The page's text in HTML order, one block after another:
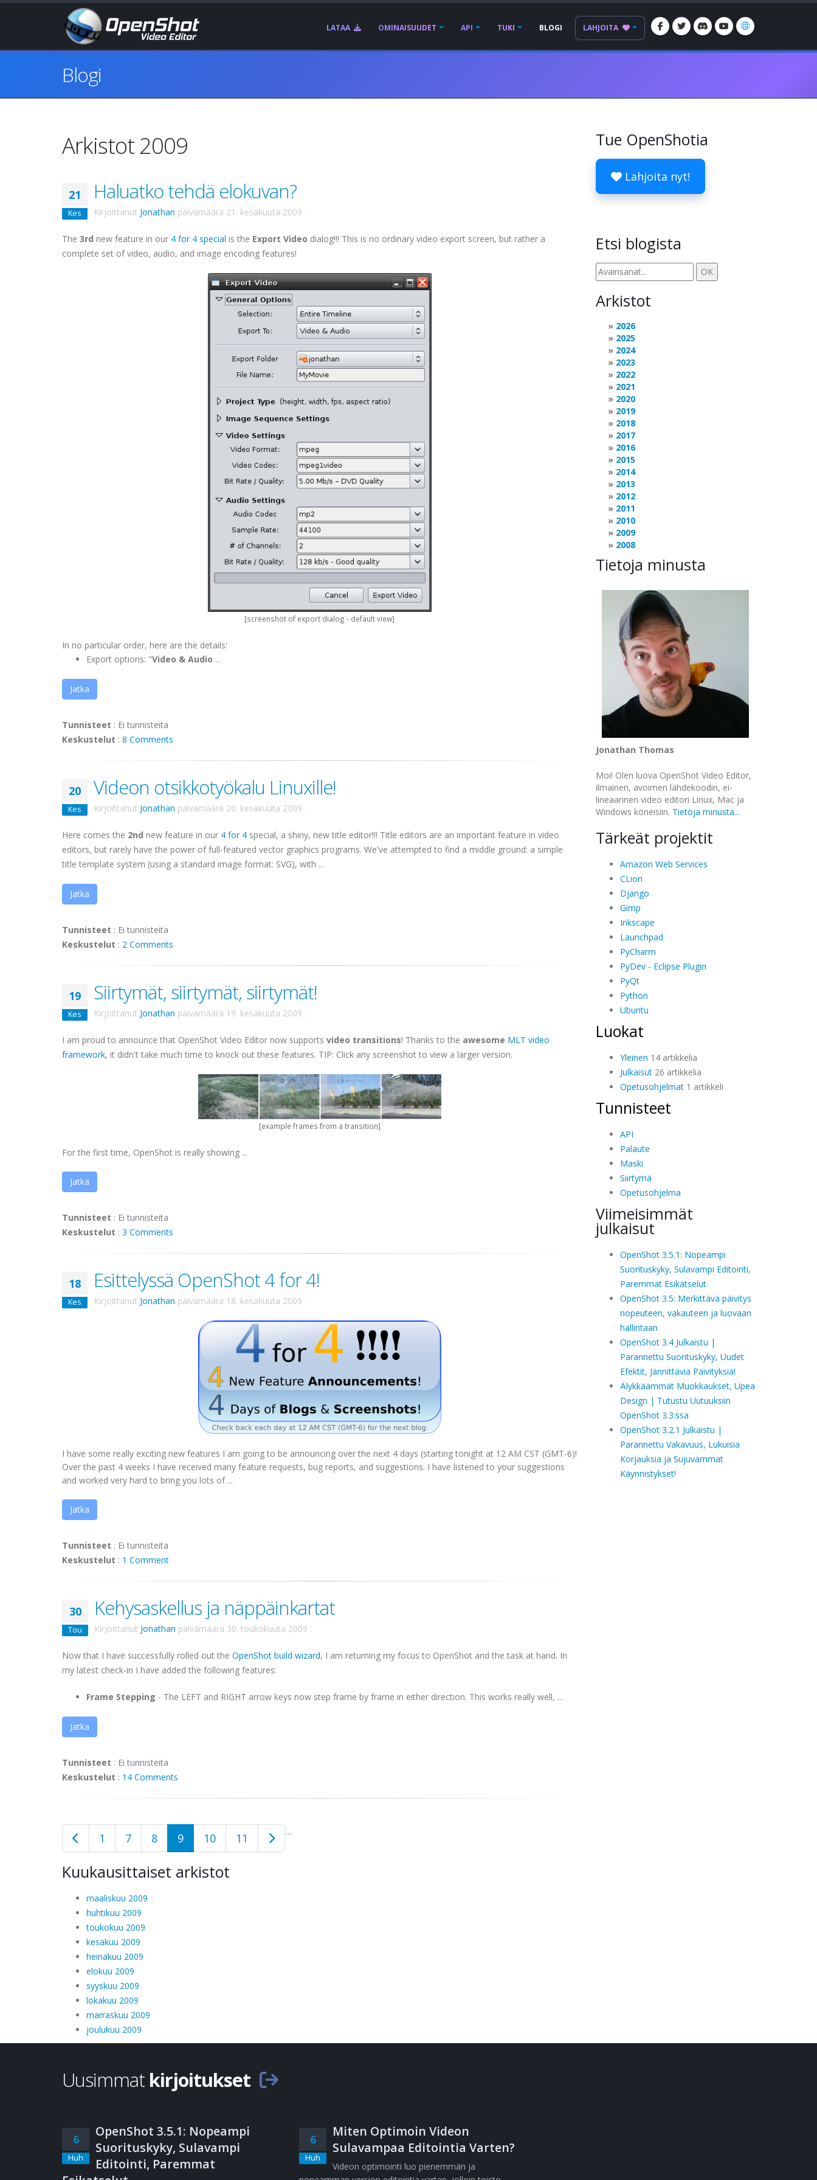
LATAA OMINAISUUDET API TUKI BLOGI LAHJOITA
Blogi
Arkistot 2009
21
Kes
Haluatko tehdä elokuvan?
Kirjoittanut Jonathan päivämäärä 21. kesäkuuta 2009 .
The 3rd new feature in our 4 for 4 special is the Export Video dialog!!! This is no ordinary video export screen, but rather a
complete set of video, audio, and image encoding features!
[screenshot of export dialog - default view]
In no particular order, here are the details:
Export options: "Video & Audio ...
Jatka
Tunnisteet : Ei tunnisteita
Keskustelut : 8 Comments
20
Kes
Videon otsikkotyökalu Linuxille!
Kirjoittanut Jonathan päivämäärä 20. kesäkuuta 2009 .
Here comes the 2nd new feature in our 4 for 4 special, a shiny, new title editor!!! Title editors are an important feature in video
editors, but rarely have the power of full-featured vector graphics programs. We've attempted to find a middle ground: a simple
title template system (using a standard image format: SVG), with ...
Jatka
Tunnisteet : Ei tunnisteita
Keskustelut : 2 Comments
19
Kes
Siirtymät, siirtymät, siirtymät!
Kirjoittanut Jonathan päivämäärä 19. kesäkuuta 2009 .
I am proud to announce that OpenShot Video Editor now supports video transitions! Thanks to the awesome MLT video
framework, it didn't take much time to knock out these features. TIP: Click any screenshot to view a larger version.
[example frames from a transition]
For the first time, OpenShot is really showing ...
Jatka
Tunnisteet : Ei tunnisteita
Keskustelut : 3 Comments
18
Kes
Esittelyssä OpenShot 4 for 4!
Kirjoittanut Jonathan päivämäärä 18. kesäkuuta 2009 .
I have some really exciting new features I am going to be announcing over the next 4 days (starting tonight at 12 AM CST (GMT-6)!
Over the past 4 weeks I have received many feature requests, bug reports, and suggestions. I have listened to your suggestions
and worked very hard to bring you lots of ...
Jatka
Tunnisteet : Ei tunnisteita
Keskustelut : 1 Comment
30
Tou
Kehysaskellus ja näppäinkartat
Kirjoittanut Jonathan päivämäärä 30. toukokuuta 2009 .
Now that I have successfully rolled out the OpenShot build wizard, I am returning my focus to OpenShot and the task at hand. In
my latest check-in I have added the following features:
Frame Stepping - The LEFT and RIGHT arrow keys now step frame by frame in either direction. This works really well, ...
Jatka
Tunnisteet : Ei tunnisteita
Keskustelut : 14 Comments
1 …
7 8 9 10 11
Kuukausittaiset arkistot
maaliskuu 2009
huhtikuu 2009
toukokuu 2009
kesäkuu 2009
heinäkuu 2009
elokuu 2009
syyskuu 2009
lokakuu 2009
marraskuu 2009
joulukuu 2009
Tue OpenShotia
Lahjoita nyt!
Etsi blogista
Arkistot
2026
2025
2024
2023
2022
2021
2020
2019
2018
2017
2016
2015
2014
2013
2012
2011
2010
2009
2008
Tietoja minusta
Jonathan Thomas
Moi! Olen luova OpenShot Video Editor,
ilmainen, avoimen lähdekoodin, ei-
lineaarinen video editori Linux, Mac ja
Windows koneisiin. Tietoja minusta...
Tärkeät projektit
Amazon Web Services
CLion
Django
Gimp
Inkscape
Launchpad
PyCharm
PyDev - Eclipse Plugin
PyQt
Python
Ubuntu
Luokat
Yleinen 14 artikkelia
Julkaisut26 artikkelia
Opetusohjelmat1 artikkeli
Tunnisteet
API
Palaute
Maski
Siirtymä
Opetusohjelma
Viimeisimmät
julkaisut
OpenShot 3.5.1: Nopeampi
Suorituskyky, Sulavampi Editointi,
Paremmat Esikatselut
OpenShot 3.5: Merkittävä päivitys
nopeuteen, vakauteen ja luovaan
hallintaan
OpenShot 3.4 Julkaistu |
Parannettu Suorituskyky, Uudet
Efektit, Jännittäviä Päivityksiä!
Älykkäämmät Muokkaukset, Upea
Design | Tutustu Uutuuksiin
OpenShot 3.3:ssa
OpenShot 3.2.1 Julkaistu |
Parannettu Vakavuus, Lukuisia
Korjauksia ja Sujuvammat
Käynnistykset!
Uusimmat kirjoitukset
6
Huh
OpenShot 3.5.1: Nopeampi
Suorituskyky, Sulavampi
Editointi, Paremmat
6
Huh
Miten Optimoin Videon
Sulavampaa Editointia Varten?
Videon optimointi luo pienemmän ja